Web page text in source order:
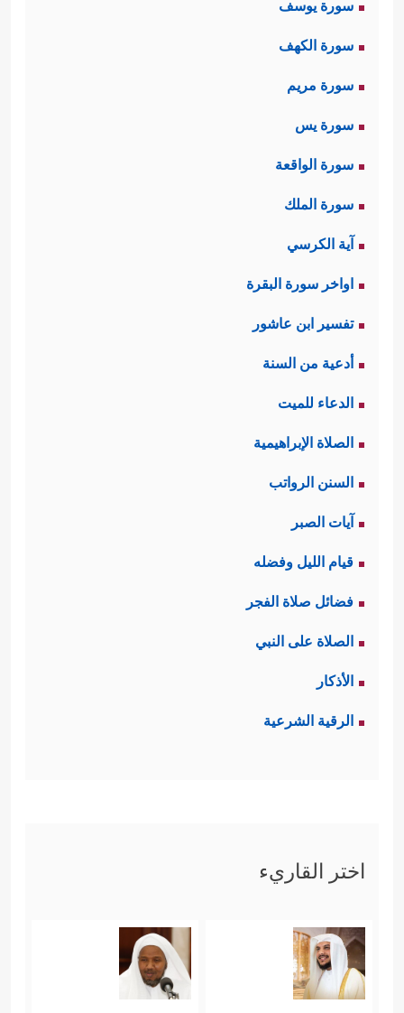
سورة يوسف
سورة الكهف
سورة مريم
سورة يس
سورة الواقعة
سورة الملك
آية الكرسي
اواخر سورة البقرة
تفسير ابن عاشور
أدعية من السنة
الدعاء للميت
الصلاة الإبراهيمية
السنن الرواتب
آيات الصبر
قيام الليل وفضله
فضائل صلاة الفجر
الصلاة على النبي
الأذكار
الرقية الشرعية
اختر القاريء